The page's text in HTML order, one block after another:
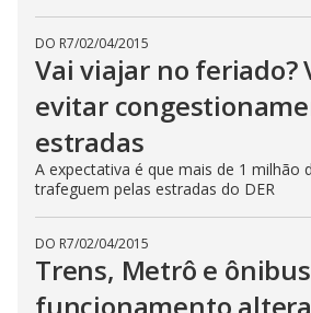
DO R7/02/04/2015
Vai viajar no feriado?
evitar
estradas
A expectativa é que mais de 1 milhão
trafeguem pelas estradas do DER
DO R7/02/04/2015
Trens, Metrô e